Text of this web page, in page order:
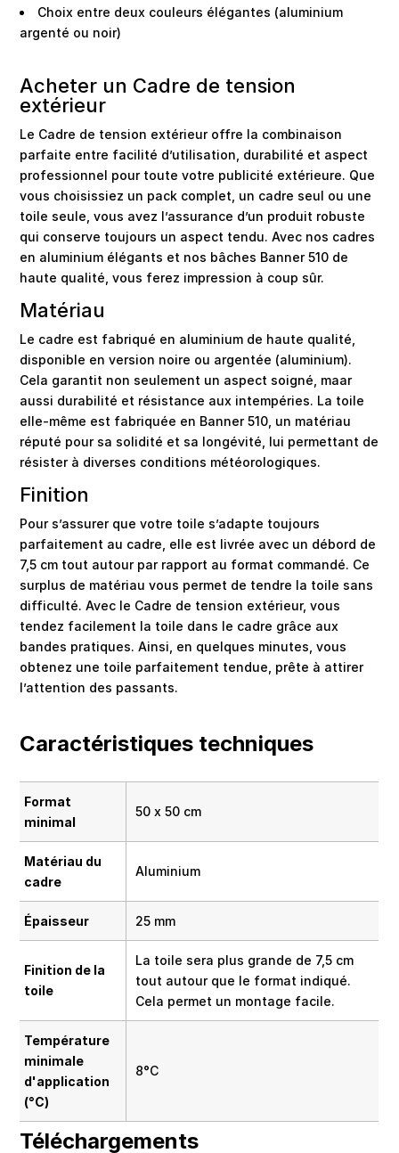
Choix entre deux couleurs élégantes (aluminium
argenté ou noir)
Acheter un Cadre de tension
extérieur
Le Cadre de tension extérieur offre la combinaison
parfaite entre facilité d’utilisation, durabilité et aspect
professionnel pour toute votre publicité extérieure. Que
vous choisissiez un pack complet, un cadre seul ou une
toile seule, vous avez l’assurance d’un produit robuste
qui conserve toujours un aspect tendu. Avec nos cadres
en aluminium élégants et nos bâches Banner 510 de
haute qualité, vous ferez impression à coup sûr.
Matériau
Le cadre est fabriqué en aluminium de haute qualité,
disponible en version noire ou argentée (aluminium).
Cela garantit non seulement un aspect soigné, maar
aussi durabilité et résistance aux intempéries. La toile
elle-même est fabriquée en Banner 510, un matériau
réputé pour sa solidité et sa longévité, lui permettant de
résister à diverses conditions météorologiques.
Finition
Pour s’assurer que votre toile s’adapte toujours
parfaitement au cadre, elle est livrée avec un débord de
7,5 cm tout autour par rapport au format commandé. Ce
surplus de matériau vous permet de tendre la toile sans
difficulté. Avec le Cadre de tension extérieur, vous
tendez facilement la toile dans le cadre grâce aux
bandes pratiques. Ainsi, en quelques minutes, vous
obtenez une toile parfaitement tendue, prête à attirer
l’attention des passants.
Caractéristiques techniques
Format
minimal
50 x 50 cm
Matériau du
cadre
Aluminium
Épaisseur 25 mm
Finition de la
toile
La toile sera plus grande de 7,5 cm
tout autour que le format indiqué.
Cela permet un montage facile.
Température
minimale
d'application
(°C)
8°C
Téléchargements